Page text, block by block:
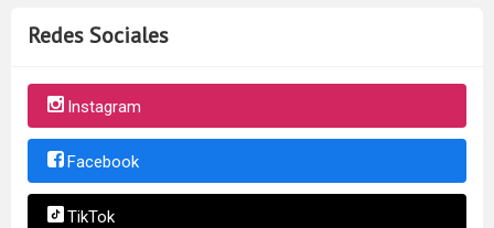
Redes Sociales
Instagram
Facebook
TikTok